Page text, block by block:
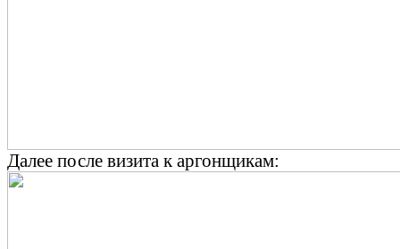
Далее после визита к аргонщикам: